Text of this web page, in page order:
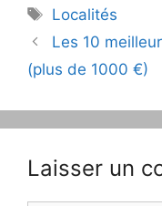
Étiquettes
Localités
Navigation
des
articles
Les 10
(plus de 1000 €)
Laisser un